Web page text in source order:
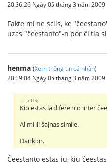
20:36:26 Ngày 05 tháng 3 năm 2009
Fakte mi ne sciis, ke
uzas "ĉeestanto"-n por ĉi tia
henma (Xem thông tin cá nhân)
20:39:04 Ngày 05 tháng 3 năm 2009
JeffB:
Kio estas la diferenco inter
Al mi ili ŝajnas simile.
Dankon.
Ĉeestanto estas iu, kiu